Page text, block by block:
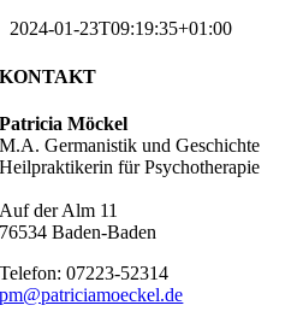
2024-01-23T09:19:35+01:00
KONTAKT
Patricia Möckel
M.A. Germanistik und Geschichte
Heilpraktikerin für Psychotherapie
Auf der Alm 11
76534 Baden-Baden
Telefon: 07223-52314
pm@patriciamoeckel.de